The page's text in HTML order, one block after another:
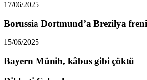
17/06/2025
Borussia Dortmund’a Brezilya freni
15/06/2025
Bayern Münih, kâbus gibi çöktü